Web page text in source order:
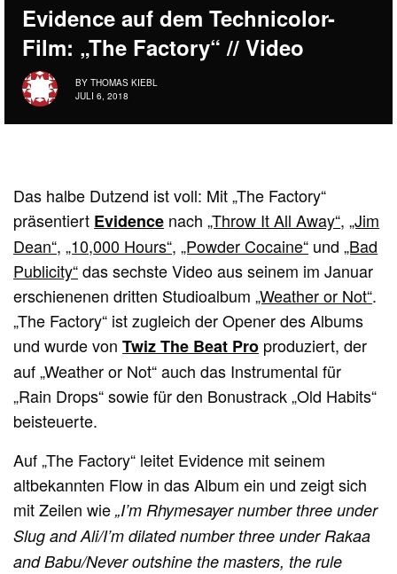
Evidence auf dem Technicolor-
Film: „The Factory“ // Video
BY THOMAS KIEBL
JULI 6, 2018
Das halbe Dutzend ist voll: Mit „The Factory“
präsentiert Evidence nach„Throw It All Away“,„Jim
Dean“,„10,000 Hours“,„Powder Cocaine“ und„Bad
Publicity“das sechste Video aus seinem im Januar
erschienenen dritten Studioalbum„Weather or Not“.
„The Factory“ ist zugleich der Opener des Albums
und wurde vonTwiz The Beat Pro produziert, der
auf „Weather or Not“ auch das Instrumental für
„Rain Drops“ sowie für den Bonustrack „Old Habits“
beisteuerte.
Auf „The Factory“ leitet Evidence mit seinem
altbekannten Flow in das Album ein und zeigt sich
mit Zeilen wie„I’m Rhymesayer number three under
Slug and Ali/I’m dilated number three under Rakaa
and Babu/Never outshine the masters, the rule